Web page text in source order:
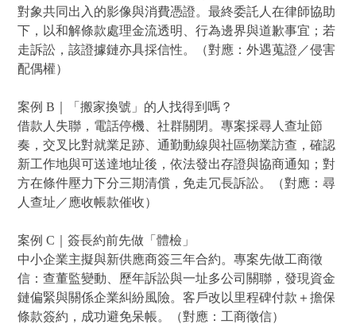
對象共同出入的影像與消費憑證。最終委託人在律師協助
下，以和解條款處理金流透明、行為邊界與道歉事宜；若
走訴訟，該證據鏈亦具採信性。（對應：外遇蒐證／侵害
配偶權）
案例 B｜「搬家換號」的人找得到嗎？
借款人失聯，電話停機、社群關閉。專案採尋人查址節
奏，交叉比對就業足跡、通勤動線與社區物業訪查，確認
新工作地與可送達地址後，依法發出存證與協商通知；對
方在條件壓力下分三期清償，免走冗長訴訟。（對應：尋
人查址／應收帳款催收）
案例 C｜簽長約前先做「體檢」
中小企業主擬與新供應商簽三年合約。專案先做工商徵
信：查董監變動、歷年訴訟與一址多公司關聯，發現資金
鏈偏緊與關係企業糾紛風險。客戶改以里程碑付款＋擔保
條款簽約，成功避免呆帳。（對應：工商徵信）